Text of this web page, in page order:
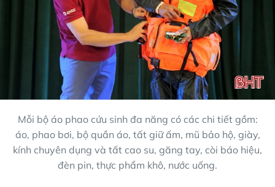
Mỗi bộ áo phao cứu sinh đa năng có các chi tiết gồm:
áo, phao bơi, bộ quần áo, tất giữ ấm, mũ bảo hộ, giày,
kính chuyên dụng và tất cao su, găng tay, còi báo hiệu,
đèn pin, thực phẩm khô, nước uống.